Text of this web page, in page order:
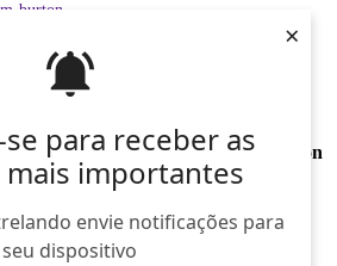
para receber as
mais importantes
envie notificações para
seu dispositivo
×
burton
nenhum registro sobre: tim-burton